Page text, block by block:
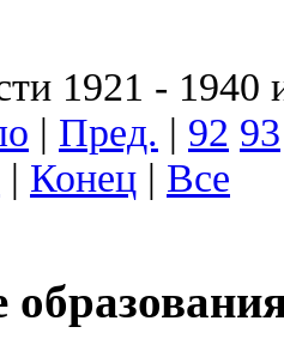
1921 - 1940
| Пред. | 92 93
| Конец | Все